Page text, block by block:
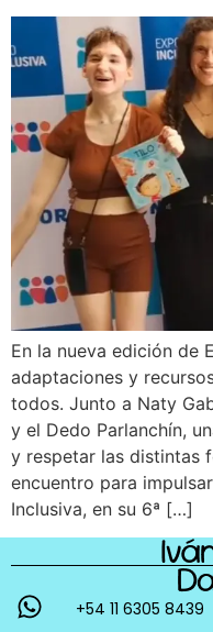
En la nueva edición de
adaptaciones y
todos. Junto a Naty
y el Dedo Parlanchín,
y respetar las distintas
encuentro para
Inclusiva, en su 6ª […]
+54 11 6305 8439